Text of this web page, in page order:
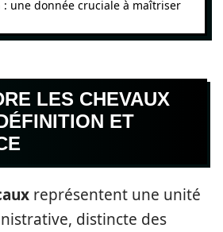
: une donnée cruciale à maîtriser
LES CHEVAUX
ET
représentent une unité
distincte des